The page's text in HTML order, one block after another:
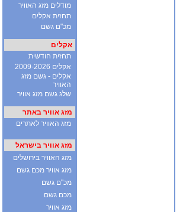
מודלים מזג האוויר
תחזית אקלים
מכ"ם גשם
אקלים
תחזית חודשית
אקלים 2009-2026
אקלים - גשם מזג
האוויר
שלג גשם מזג אוויר
מזג אוויר באתר
מזג האוויר לאתרים
מזג אוויר בישראל
מזג האוויר בירושלים
מזג אוויר מכם גשם
מכ"ם גשם
מכם גשם
מזג אוויר